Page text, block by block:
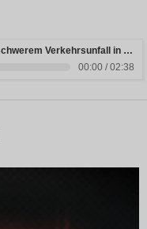
Drei junge Menschen sterben bei schwerem Verkehrsunfall in Rheinland-Pfalz
00:00 / 02:38